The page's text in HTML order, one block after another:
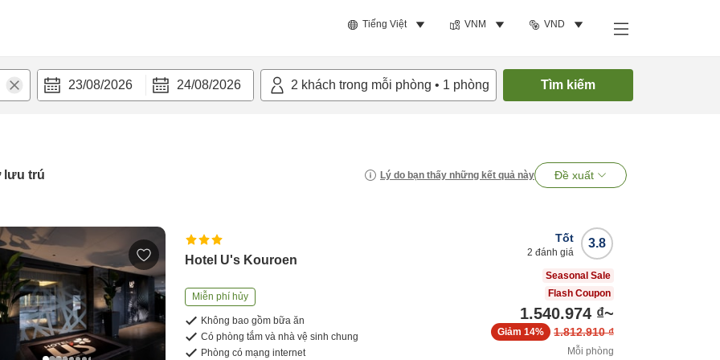
Tiếng Việt VNM VND
23/08/2026 24/08/2026 2 khách trong mỗi phòng • 1 phòng Tìm kiếm
lưu trú Lý do bạn thấy những kết quả này Đề xuất
Hotel U's Kouroen
Miễn phí hủy
Không bao gồm bữa ăn
Có phòng tắm và nhà vệ sinh chung
Phòng có mạng internet
3.8
Tốt
2 đánh giá
Seasonal Sale
Flash Coupon
1.540.974 ₫~
1.812.910 ₫
Giảm 14%
Mỗi phòng